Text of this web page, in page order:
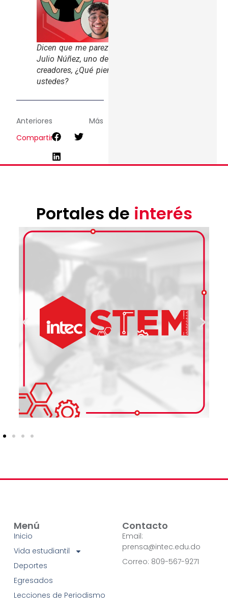
Dicen que me parezco a
Julio Núñez, uno de mis
creadores, ¿Qué piensan
ustedes?
Anteriores
Más
Compartir
Portales de interés
Menú
Inicio
Vida estudiantil
Deportes
Egresados
Lecciones de Periodismo
Contacto
Email:
prensa@intec.edu.do
Correo: 809-567-9271